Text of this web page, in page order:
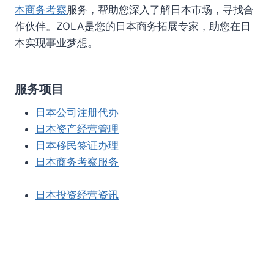
本商务考察服务，帮助您深入了解日本市场，寻找合
作伙伴。ZOLA是您的日本商务拓展专家，助您在日
本实现事业梦想。
服务项目
日本公司注册代办
日本资产经营管理
日本移民签证办理
日本商务考察服务
日本投资经营资讯